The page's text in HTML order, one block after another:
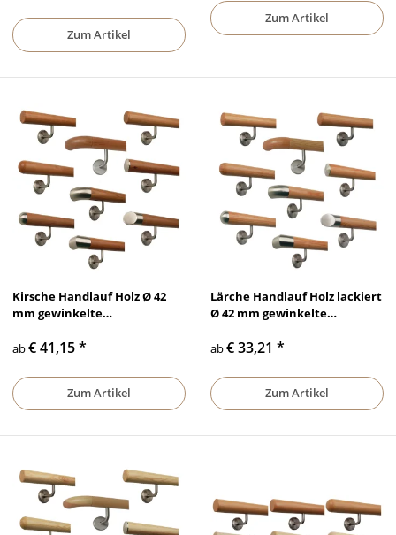
Zum Artikel
Zum Artikel
Kirsche Handlauf Holz Ø 42
mm gewinkelte
ab€ 41,15*
Zum Artikel
Lärche Handlauf Holz lackiert
Ø 42 mm gewinkelte
ab€ 33,21 *
Zum Artikel